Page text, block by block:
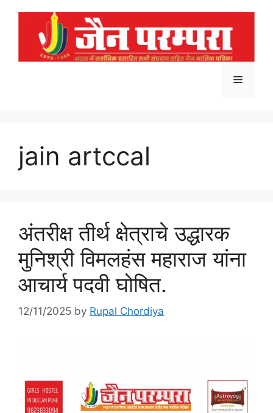
Menu
jain artccal
अंतरीक्ष तीर्थ क्षेत्राचे उद्धारक
मुनिश्री विमलहंस महाराज यांना
आचार्य पदवी घोषित.
12/11/2025 by Rupal Chordiya